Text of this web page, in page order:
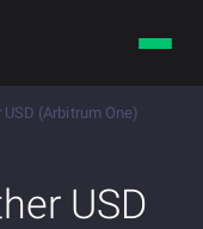
USD (Arbitrum One)
USD